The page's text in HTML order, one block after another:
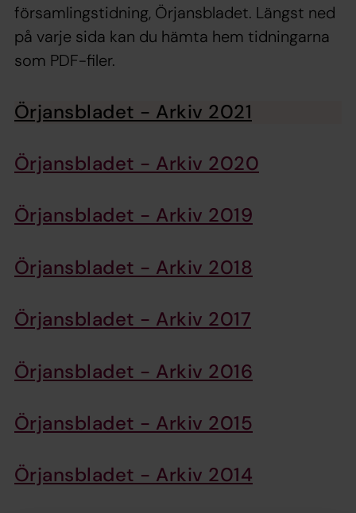
församlingstidning, Örjansbladet. Längst ned
på varje sida kan du hämta hem tidningarna
som PDF-filer.
Örjansbladet - Arkiv 2021
Örjansbladet - Arkiv 2020
Örjansbladet - Arkiv 2019
Örjansbladet - Arkiv 2018
Örjansbladet - Arkiv 2017
Örjansbladet - Arkiv 2016
Örjansbladet - Arkiv 2015
Örjansbladet - Arkiv 2014